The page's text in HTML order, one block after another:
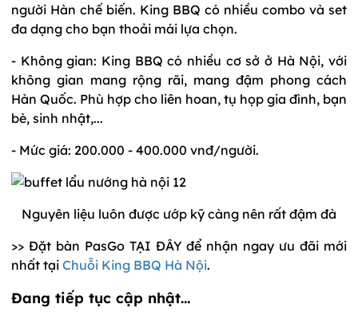
người Hàn chế biến. King BBQ có nhiều combo và set
đa dạng cho bạn thoải mái lựa chọn.
- Không gian: King BBQ có nhiều cơ sở ở Hà Nội, với
không gian mang rộng rãi, mang đậm phong cách
Hàn Quốc. Phù hợp cho liên hoan, tụ họp gia đình, bạn
bè, sinh nhật,...
- Mức giá: 200.000 - 400.000 vnđ/người.
Nguyên liệu luôn được ướp kỹ càng nên rất đậm đà
>> Đặt bàn PasGo TẠI ĐÂY để nhận ngay ưu đãi mới
nhất tại Chuỗi King BBQ Hà Nội.
Đang tiếp tục cập nhật…